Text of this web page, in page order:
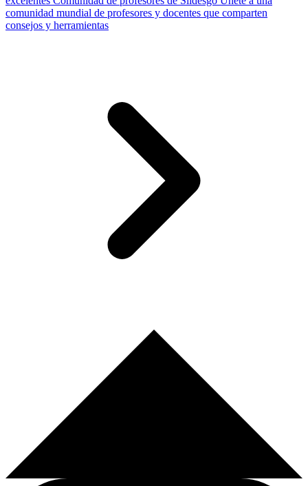
comunidad mundial de profesores y docentes que comparten
consejos y herramientas